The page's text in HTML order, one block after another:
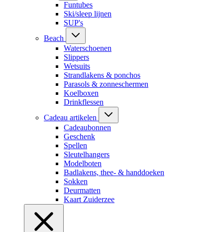
Funtubes
Ski/sleep lijnen
SUP's
Beach
Waterschoenen
Slippers
Wetsuits
Strandlakens & ponchos
Parasols & zonneschermen
Koelboxen
Drinkflessen
Cadeau artikelen
Cadeaubonnen
Geschenk
Spellen
Sleutelhangers
Modelboten
Badlakens, thee- & handdoeken
Sokken
Deurmatten
Kaart Zuiderzee